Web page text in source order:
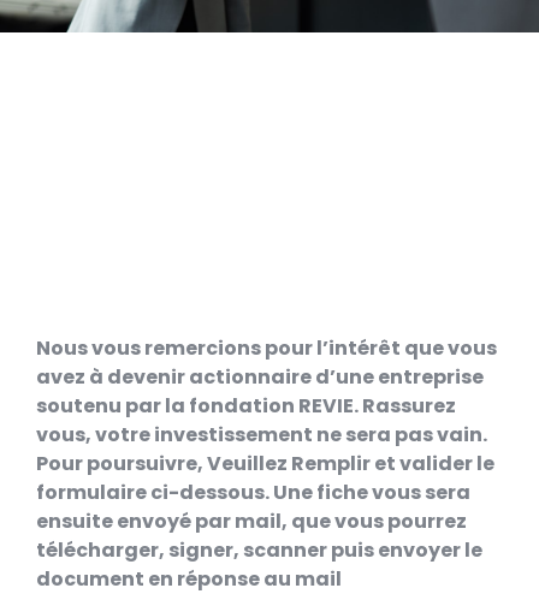
Actionnariat
Nous vous remercions pour l’intérêt que vous
avez à devenir actionnaire d’une entreprise
soutenu par la fondation REVIE. Rassurez
vous, votre investissement ne sera pas vain.
Pour poursuivre, Veuillez Remplir et valider le
formulaire ci-dessous. Une fiche vous sera
ensuite envoyé par mail, que vous pourrez
télécharger, signer, scanner puis envoyer le
document en réponse au mail